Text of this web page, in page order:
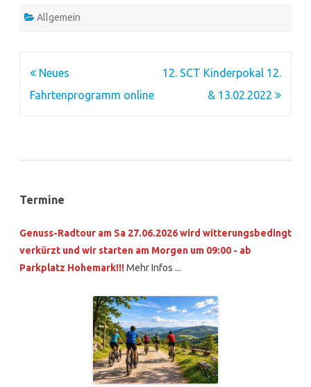
Allgemein
Beitragsnavigation
Neues
Fahrtenprogramm online
12. SCT Kinderpokal 12.
& 13.02.2022
Termine
Genuss-Radtour am Sa 27.06.2026 wird witterungsbedingt
verkürzt und wir starten am Morgen um 09:00 - ab
Parkplatz Hohemark!!!Mehr Infos ...